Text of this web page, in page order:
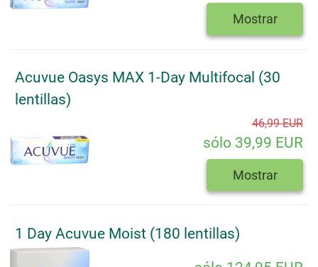
Mostrar
Acuvue Oasys MAX 1-Day Multifocal (30
lentillas)
46,99 EUR
sólo 39,99 EUR
Mostrar
1 Day Acuvue Moist (180 lentillas)